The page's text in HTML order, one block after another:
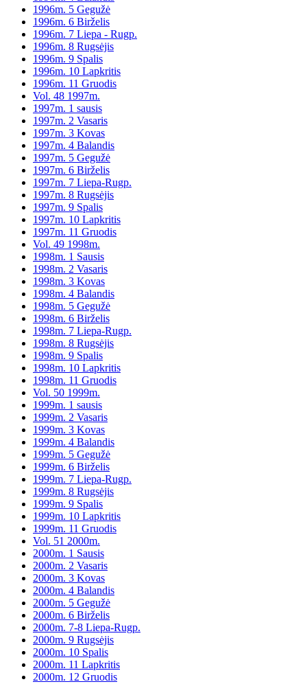
1996m. 5 Gegužė
1996m. 6 Birželis
1996m. 7 Liepa - Rugp.
1996m. 8 Rugsėjis
1996m. 9 Spalis
1996m. 10 Lapkritis
1996m. 11 Gruodis
Vol. 48 1997m.
1997m. 1 sausis
1997m. 2 Vasaris
1997m. 3 Kovas
1997m. 4 Balandis
1997m. 5 Gegužė
1997m. 6 Birželis
1997m. 7 Liepa-Rugp.
1997m. 8 Rugsėjis
1997m. 9 Spalis
1997m. 10 Lapkritis
1997m. 11 Gruodis
Vol. 49 1998m.
1998m. 1 Sausis
1998m. 2 Vasaris
1998m. 3 Kovas
1998m. 4 Balandis
1998m. 5 Gegužė
1998m. 6 Birželis
1998m. 7 Liepa-Rugp.
1998m. 8 Rugsėjis
1998m. 9 Spalis
1998m. 10 Lapkritis
1998m. 11 Gruodis
Vol. 50 1999m.
1999m. 1 sausis
1999m. 2 Vasaris
1999m. 3 Kovas
1999m. 4 Balandis
1999m. 5 Gegužė
1999m. 6 Birželis
1999m. 7 Liepa-Rugp.
1999m. 8 Rugsėjis
1999m. 9 Spalis
1999m. 10 Lapkritis
1999m. 11 Gruodis
Vol. 51 2000m.
2000m. 1 Sausis
2000m. 2 Vasaris
2000m. 3 Kovas
2000m. 4 Balandis
2000m. 5 Gegužė
2000m. 6 Birželis
2000m. 7-8 Liepa-Rugp.
2000m. 9 Rugsėjis
2000m. 10 Spalis
2000m. 11 Lapkritis
2000m. 12 Gruodis